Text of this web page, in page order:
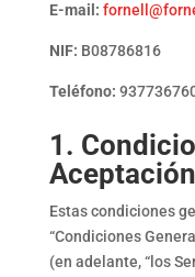
E-mail:
NIF: B08786816
Teléfono:
1.
Aceptación
Estas condiciones
“Condiciones
(en adelante, “los